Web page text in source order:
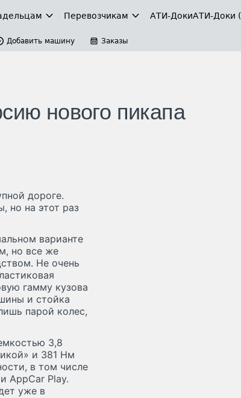
Перевозчикам АТИ-ДокиАТИ-Доки
Добавить машину Заказы
нового пикапа
дороге.
но на этот раз
варианте
но все же
Не очень
гамму кузова
и стойка
парой колес,
3,8
и 381 Нм
в том числе
AppCar Play.
уже в